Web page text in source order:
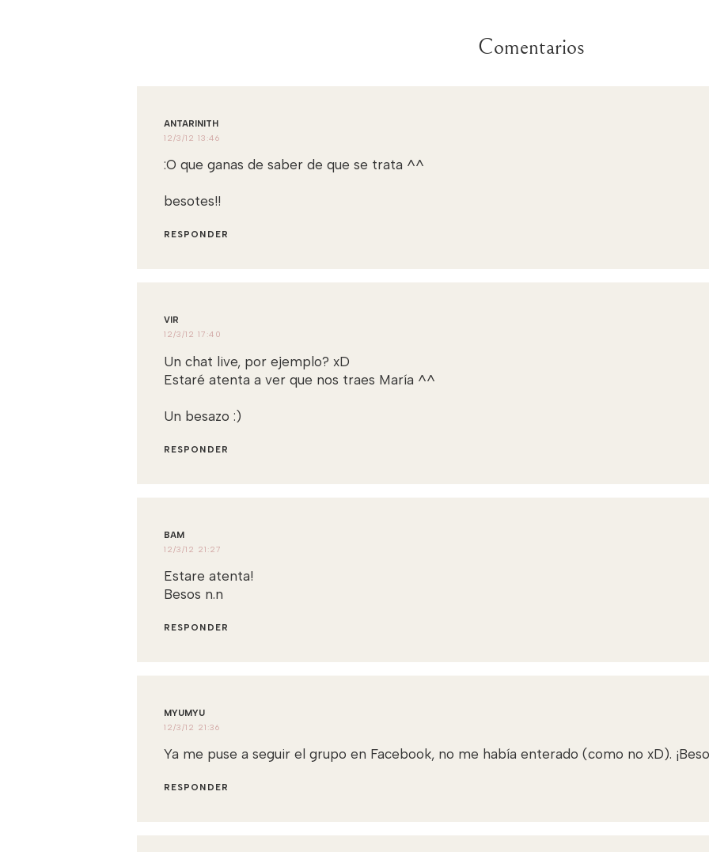
Comentarios
ANTARINITH
12/3/12 13:46
:O que ganas de saber de que se trata ^^
besotes!!
RESPONDER
VIR
12/3/12 17:40
Un chat live, por ejemplo? xD
Estaré atenta a ver que nos traes María ^^
Un besazo :)
RESPONDER
BAM
12/3/12 21:27
Estare atenta!
Besos n.n
RESPONDER
MYUMYU
12/3/12 21:36
Ya me puse a seguir el grupo en Facebook, no me había enterado (como no xD).
RESPONDER